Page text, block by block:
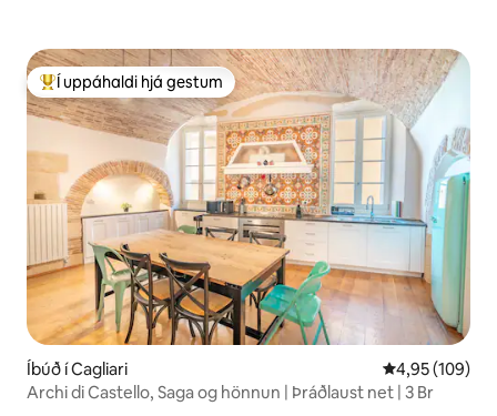
Í mestu uppáhaldi hjá gestum
Í uppáhaldi hjá gestum
Íbúð í Cagliari 4,95 af 5 í
4,95 (109)
Archi di Castello, Saga og hönnun | Þráðlaust net | 3 Br